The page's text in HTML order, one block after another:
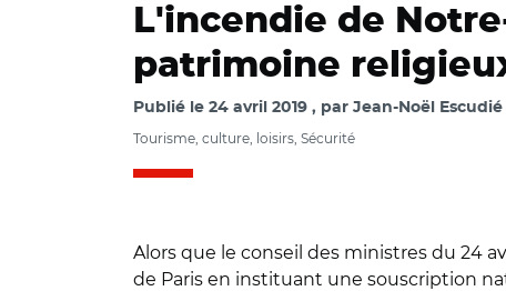
L'incendie de
patrimoine
Publié le 24 avril 2019 par Jean-Noël
Tourisme, culture, loisirs, Sécurité
Alors que le conseil des ministres du 24
de Paris en instituant une souscription